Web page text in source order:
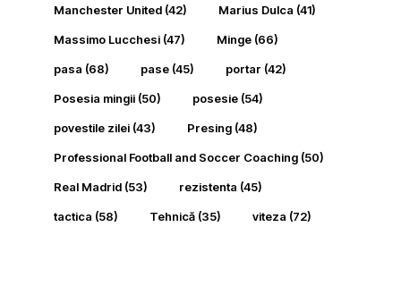
Manchester United (42) Marius Dulca (41)
Massimo Lucchesi (47) Minge (66)
pasa (68) pase (45) portar (42)
Posesia mingii (50) posesie (54)
povestile zilei (43) Presing (48)
Professional Football and Soccer Coaching (50)
Real Madrid (53) rezistenta (45)
tactica (58) Tehnică (35) viteza (72)